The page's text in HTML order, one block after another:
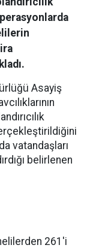
Asayiş
vatandaşları
belirlenen
261'i